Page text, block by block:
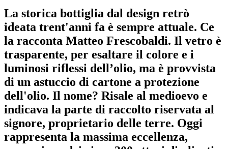
La storica bottiglia dal design retrò
ideata trent'anni fa è sempre attuale. Ce
la racconta Matteo Frescobaldi. Il vetro è
trasparente, per esaltare il colore e i
luminosi riflessi dell’olio, ma è provvista
di un astuccio di cartone a protezione
dell'olio. Il nome? Risale al medioevo e
indicava la parte di raccolto riservata al
signore, proprietario delle terre. Oggi
rappresenta la massima eccellenza,